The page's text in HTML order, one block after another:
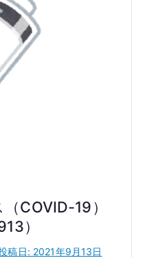
COVID-19）
）
稿日: 2021年9月13日